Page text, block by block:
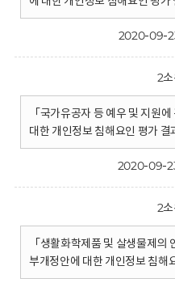
2020-09-
2
「국가유공자 등 예우 및 지원
대한 개인정보 침해요인 평가 결
2020-09-
2
「생활화학제품 및 살생물제
부개정안에 대한 개인정보 침해